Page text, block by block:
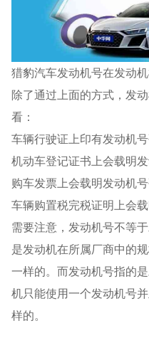
猎豹汽车发动机号在发动机
除了通过上面的方式，发
看：
车辆行驶证上印有发动机
机动车登记证书上会载明发
购车发票上会载明发动机号
车辆购置税完税证明上会
需要注意，发动机号不等
是发动机在所属厂商中的
一样的。而发动机号指的
机只能使用一个发动机号
样的。